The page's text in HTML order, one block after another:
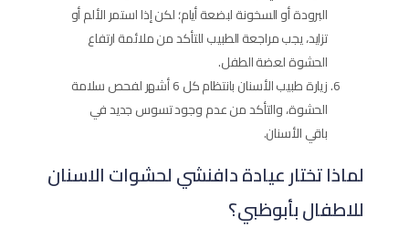
البرودة أو السخونة لبضعة أيام؛ لكن إذا استمر الألم أو
تزايد، يجب مراجعة الطبيب للتأكد من ملائمة ارتفاع
الحشوة لعضة الطفل.
زيارة طبيب الأسنان بانتظام كل 6 أشهر لفحص سلامة
الحشوة، والتأكد من عدم وجود تسوس جديد في
باقي الأسنان.
لماذا تختار عيادة دافنشي لحشوات الاسنان
للاطفال بأبوظبي؟